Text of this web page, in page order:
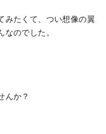
みたくて、つい想像の翼
のでした。
んか？